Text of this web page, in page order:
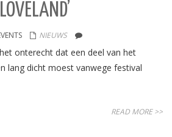
NIEUWS
onterecht dat een deel van het
lang dicht moest vanwege festival
READ MORE >>